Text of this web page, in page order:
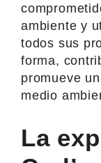
ambiente y
todos sus
forma,
promueve
medio
La